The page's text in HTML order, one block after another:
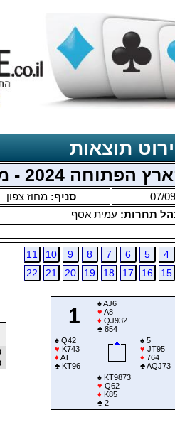
תוצאות
2024 - מחוז צפון
07/ סניף: מחוז צפון
תחרות: עמית אסף
4
5
6
7
8
9
10
11
15
16
17
18
19
20
21
22
1
♠AJ6
♥ A8
♦ QJ932
♣ 854
♠ Q42
♥ K743
♦ AT
♣ KT96
♠ 5
♥ JT95
♦ 764
♣AQJ73
♠ KT9873
♥ Q62
♦ K85
♣ 2